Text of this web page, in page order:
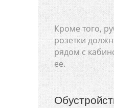
Кроме того,
розетки
рядом с
ее.